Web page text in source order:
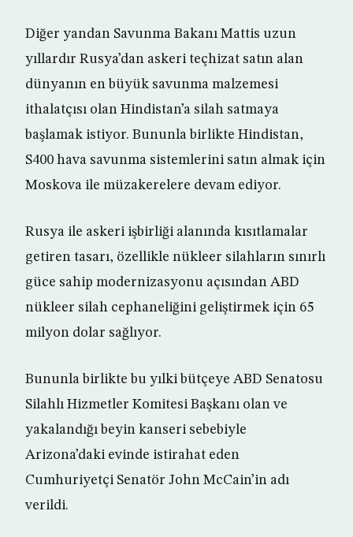
Diğer yandan Savunma Bakanı Mattis uzun
yıllardır Rusya’dan askeri teçhizat satın alan
dünyanın en büyük savunma malzemesi
ithalatçısı olan Hindistan’a silah satmaya
başlamak istiyor. Bununla birlikte Hindistan,
S400 hava savunma sistemlerini satın almak için
Moskova ile müzakerelere devam ediyor.
Rusya ile askeri işbirliği alanında kısıtlamalar
getiren tasarı, özellikle nükleer silahların sınırlı
güce sahip modernizasyonu açısından ABD
nükleer silah cephaneliğini geliştirmek için 65
milyon dolar sağlıyor.
Bununla birlikte bu yılki bütçeye ABD Senatosu
Silahlı Hizmetler Komitesi Başkanı olan ve
yakalandığı beyin kanseri sebebiyle
Arizona’daki evinde istirahat eden
Cumhuriyetçi Senatör John McCain’in adı
verildi.